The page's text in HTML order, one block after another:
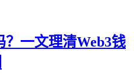
一文理清Web3钱